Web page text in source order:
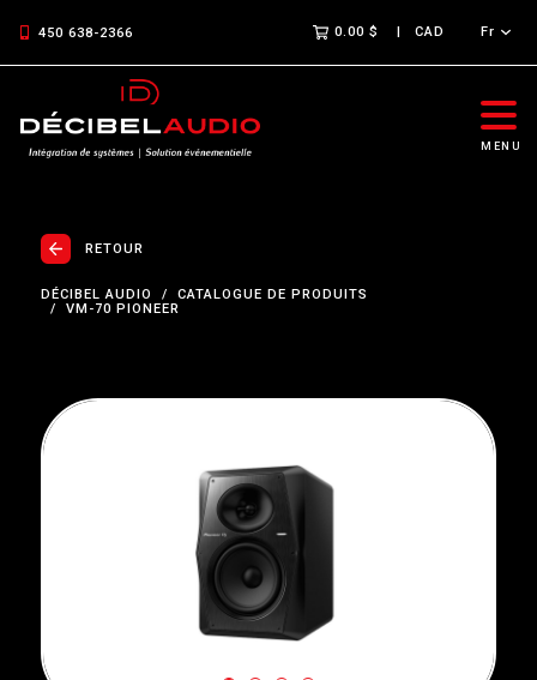
450 638-2366 0.00 $ CAD Fr
MENU
RETOUR
DÉCIBEL AUDIO
CATALOGUE DE PRODUITS
VM-70 PIONEER